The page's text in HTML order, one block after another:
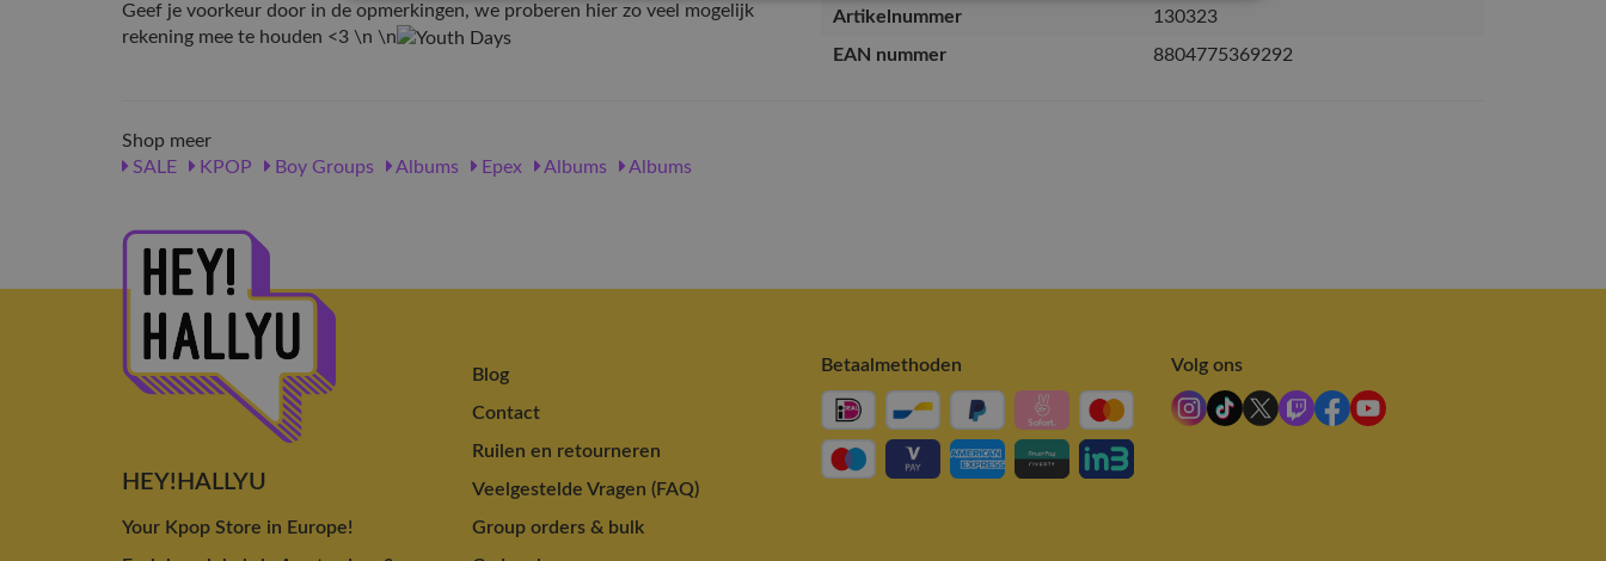
Geef je voorkeur door in de opmerkingen, we proberen hier zo veel mogelijk
rekening mee te houden <3 \n \n
Artikelnummer
130323
EAN nummer
8804775369292
Shop meer
SALE
KPOP Boy Groups Albums Epex Albums Albums
HEY!HALLYU
Your Kpop Store in Europe!
Blog
Contact
Ruilen en retourneren
Veelgestelde Vragen (FAQ)
Group orders & bulk
Betaalmethoden Volg ons